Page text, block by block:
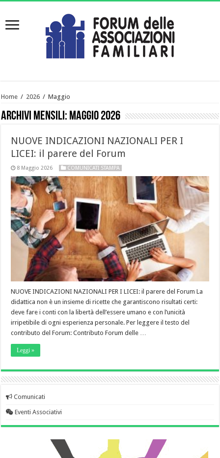
Home / 2026 / Maggio
Archivi mensili: Maggio 2026
NUOVE INDICAZIONI NAZIONALI PER I
LICEI: il parere del Forum
8 Maggio 2026 COMUNICATI STAMPA
NUOVE INDICAZIONI NAZIONALI PER I LICEI: il parere del Forum La
didattica non è un insieme di ricette che garantiscono risultati certi:
deve fare i conti con la libertà dell’essere umano e con l’unicità
irripetibile di ogni esperienza personale. Per leggere il testo del
contributo del Forum: Contributo Forum delle …
Leggi »
Comunicati
Eventi Associativi